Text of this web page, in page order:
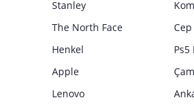
Stanley
The North Face
Henkel
Apple
Lenovo
Ps5